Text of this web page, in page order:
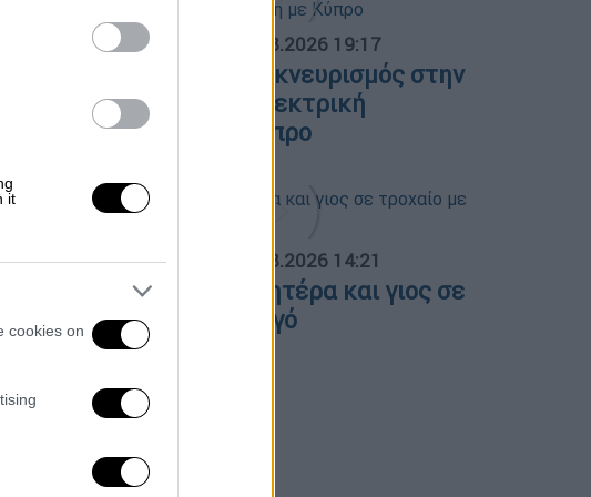
it
cookies on
ΑΠΟΣΠΑΣΜΑΤΑ... 07.08.2026 19:17
Ελλάδα - Γαλλία: Εκνευρισμός στην
Άγκυρα για την ηλεκτρική
διασύνδεση με Κύπρο
ΑΠΟΣΠΑΣΜΑΤΑ... 07.08.2026 14:21
Σέρρες: Νεκροί μητέρα και γιος σε
τροχαίο με φορτηγό